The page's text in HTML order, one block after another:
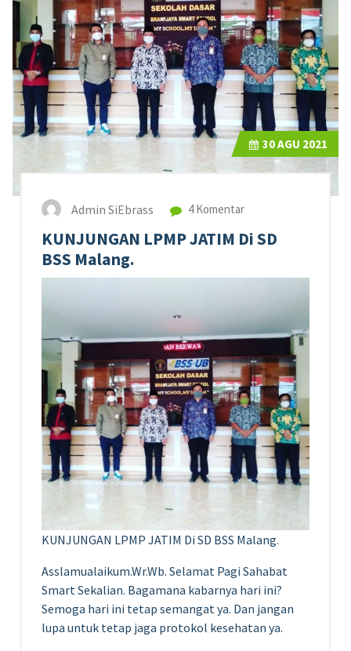
30AGU 2021
Admin SiEbrass 4 Komentar
KUNJUNGAN LPMP JATIM Di SD
BSS Malang.
KUNJUNGAN LPMP JATIM Di SD BSS Malang.
Asslamualaikum.Wr.Wb. Selamat Pagi Sahabat
Smart Sekalian. Bagamana kabarnya hari ini?
Semoga hari ini tetap semangat ya. Dan jangan
lupa untuk tetap jaga protokol kesehatan ya.